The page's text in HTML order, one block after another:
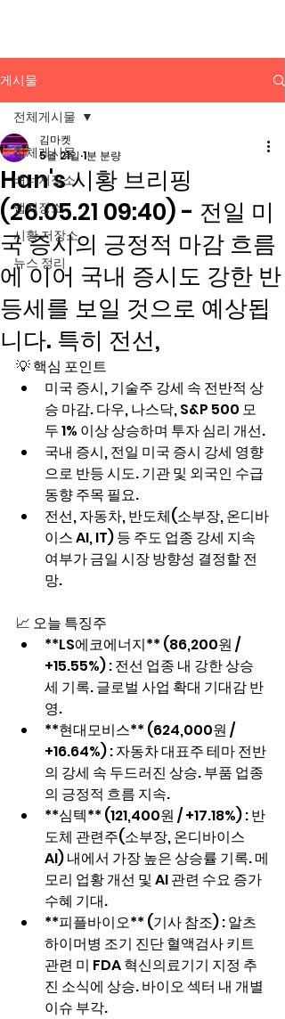
게시물
전체게시물
배너저장소
앱저장소
시황 저장소
뉴스 정리
전체게시물
Han's 시황 브리핑
(26.05.21 09:40) - 전일 미
국 증시의 긍정적 마감 흐름
에 이어 국내 증시도 강한 반
등세를 보일 것으로 예상됩
니다. 특히 전선,
김마켓
5월 21일 1분 분량
💡 핵심 포인트
미국 증시, 기술주 강세 속 전반적 상
승 마감. 다우, 나스닥, S&P 500 모
두 1% 이상 상승하며 투자 심리 개선.
국내 증시, 전일 미국 증시 강세 영향
으로 반등 시도. 기관 및 외국인 수급
동향 주목 필요.
전선, 자동차, 반도체(소부장, 온디바
이스 AI, IT) 등 주도 업종 강세 지속
여부가 금일 시장 방향성 결정할 전
망.
📈 오늘 특징주
**LS에코에너지** (86,200원 /
+15.55%) : 전선 업종 내 강한 상승
세 기록. 글로벌 사업 확대 기대감 반
영.
**현대모비스** (624,000원 /
+16.64%) : 자동차 대표주 테마 전반
의 강세 속 두드러진 상승. 부품 업종
의 긍정적 흐름 지속.
**심텍** (121,400원 / +17.18%) : 반
도체 관련주(소부장, 온디바이스
AI) 내에서 가장 높은 상승률 기록. 메
모리 업황 개선 및 AI 관련 수요 증가
수혜 기대.
**피플바이오** (기사 참조) : 알츠
하이머병 조기 진단 혈액검사 키트
관련 미 FDA 혁신의료기기 지정 추
진 소식에 상승. 바이오 섹터 내 개별
이슈 부각.